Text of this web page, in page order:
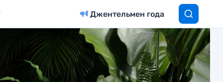
Джентельмен года